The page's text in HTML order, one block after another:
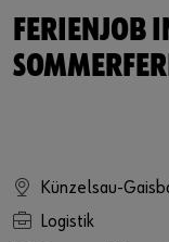
FERIENJOB
Künzelsau-
Logistik